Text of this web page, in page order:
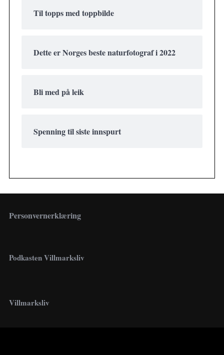
Til topps med toppbilde
Dette er Norges beste naturfotograf i 2022
Bli med på leik
Spenning til siste innspurt
Personvernerklæring
Podkasten Villmarksliv
Villmarksliv